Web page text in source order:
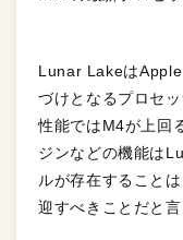
Lunar Lakeは
づけとなるプロセ
性能ではM4が上回
ジンなどの機能は
ルが存在すること
迎すべきことだと言